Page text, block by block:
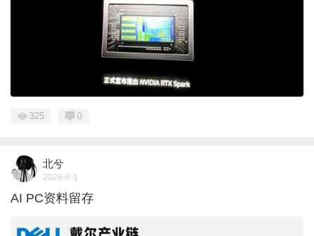
325 0
北兮
2026-6-1
AI PC资料留存